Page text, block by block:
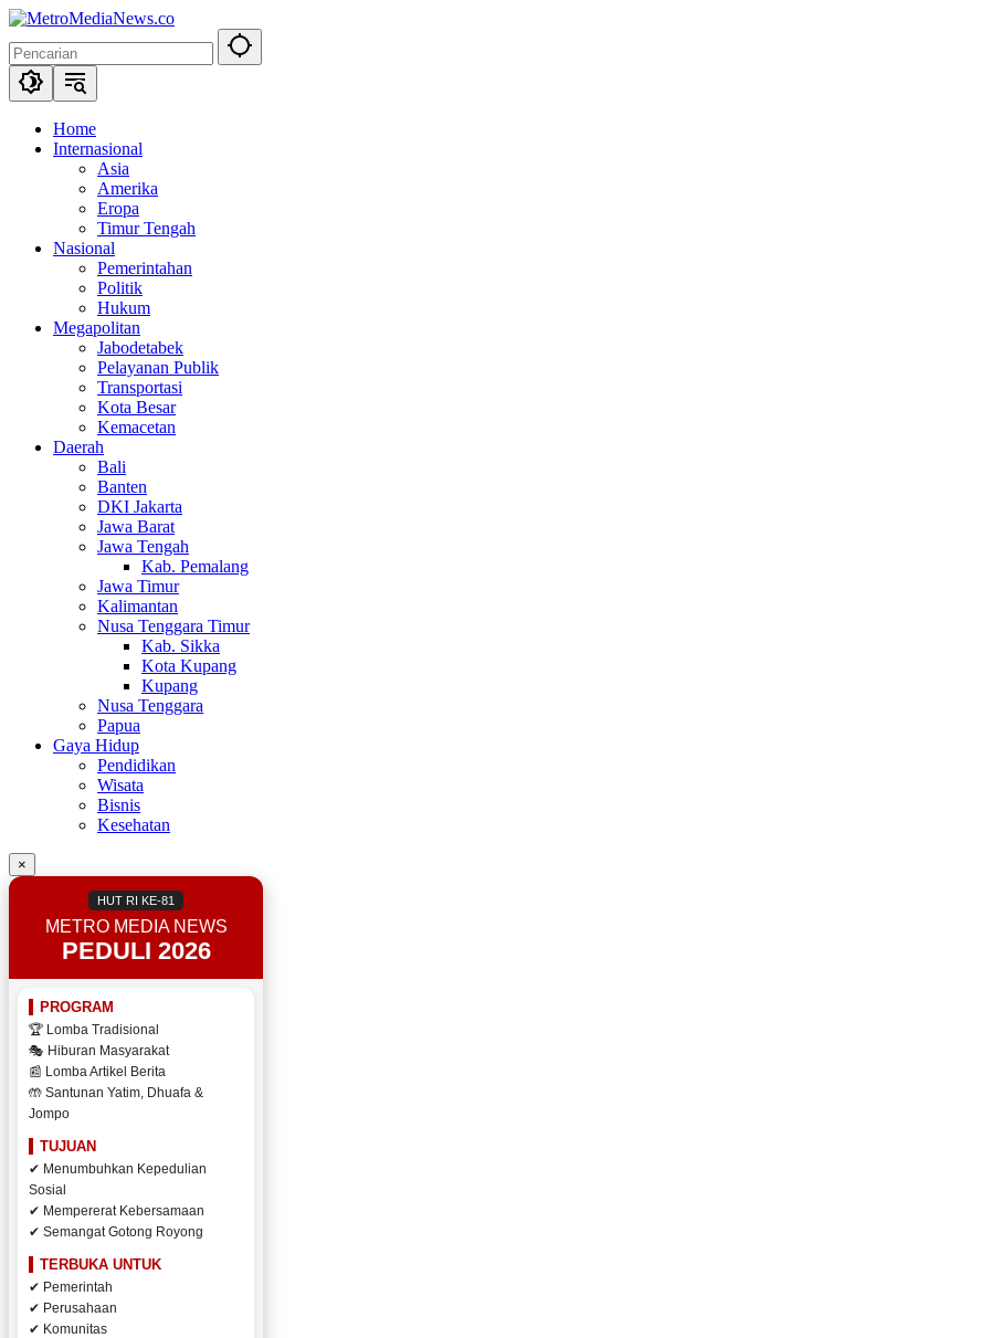
Langsung
konten
Home
Internasional
Asia
Amerika
Eropa
Timur Tengah
Nasional
Pemerintahan
Politik
Hukum
Megapolitan
Jabodetabek
Pelayanan Publik
Transportasi
Kota Besar
Kemacetan
Daerah
Bali
Banten
DKI Jakarta
Jawa Barat
Jawa Tengah
Kab. Pemalang
Jawa Timur
Kalimantan
Nusa Tenggara Timur
Kab. Sikka
Kota Kupang
Kupang
Nusa Tenggara
Papua
Gaya Hidup
Pendidikan
Wisata
Bisnis
Kesehatan
×
HUT RI KE-81
METRO MEDIA NEWS
PEDULI 2026
PROGRAM
🏆 Lomba Tradisional
🎭 Hiburan Masyarakat
📰 Lomba Artikel Berita
🤲 Santunan Yatim, Dhuafa &
Jompo
TUJUAN
✔ Menumbuhkan Kepedulian
Sosial
✔ Mempererat Kebersamaan
✔ Semangat Gotong Royong
TERBUKA UNTUK
✔ Pemerintah
✔ Perusahaan
✔ Komunitas